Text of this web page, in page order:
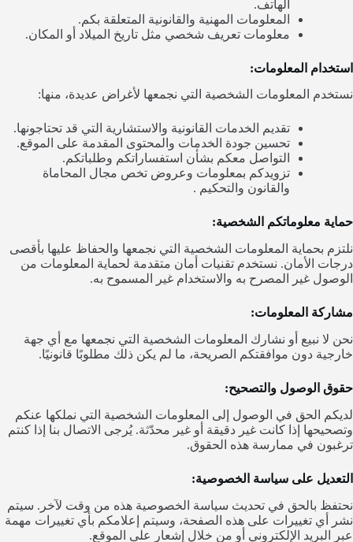
الهاتف.
المعلومات المهنية والقانونية المتعلقة بكم.
معلومات تعريف شخصي مثل تاريخ الميلاد أو المكان.
استخدام المعلومات:
نستخدم المعلومات الشخصية التي نجمعها لأغراض عديدة، منها:
تقديم الخدمات القانونية والاستشارية التي قد تحتاجونها.
تحسين جودة الخدمات والمحتوى المقدمة على الموقع.
التواصل معكم بشأن استفساراتكم وطلباتكم.
تزويدكم بمعلومات وعروض تخص مجال المحاماة
والقانون والتحكيم .
حماية معلوماتكم الشخصية:
نلتزم بحماية المعلومات الشخصية التي نجمعها والحفاظ عليها بأقصى
درجات الأمان. نستخدم تقنيات أمان متقدمة لحماية المعلومات من
الوصول غير المصرح به والاستخدام غير المسموح به.
مشاركة المعلومات:
نحن لا نبيع أو نشارك المعلومات الشخصية التي نجمعها مع أي جهة
خارجية دون موافقتكم الصريحة، ما لم يكن ذلك مطلوبًا قانونيًا.
حقوق الوصول والتصحيح:
لديكم الحق في الوصول إلى المعلومات الشخصية التي نملكها عنكم
وتصحيحها إذا كانت غير دقيقة أو غير محدّثة. يُرجى الاتصال بنا إذا كنتم
ترغبون في ممارسة هذه الحقوق.
التعديل على سياسة الخصوصية:
نحتفظ بالحق في تحديث سياسة الخصوصية هذه من وقت لآخر. سيتم
نشر أي تغييرات على هذه الصفحة، وسيتم إعلامكم بأي تغييرات مهمة
عبر البريد الإلكتروني أو من خلال إشعار على الموقع.